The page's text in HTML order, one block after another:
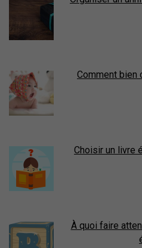
Comment bien
Choisir un livre
À quoi faire